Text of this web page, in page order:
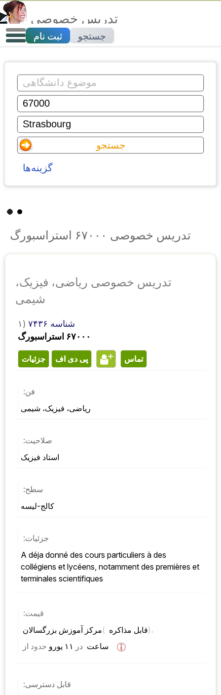
تدریس خصوصی
ثبت نام جستجو
گزینه‌ها
تدریس خصوصی ۶۷۰۰۰ استراسبورگ
تدریس خصوصی ریاضی، فیزیک،
شیمی
۱)
شناسه ۷۴۳۶
۶۷۰۰۰ استراسبورگ
جزئیات پی دی اف تماس
فن:
ریاضی، فیزیک، شیمی
صلاحیت:
استاد فیزیک
سطح:
کالج-لیسه
جزئیات:
A déja donné des cours particuliers à des
collégiens et lycéens, notamment des premières et
terminales scientifiques
قیمت:
مرکز آموزش بزرگسالان ( قابل مذاکره )،
از حدود در ساعت
قابل دسترسی: